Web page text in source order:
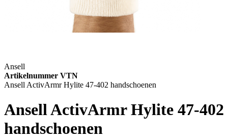
Ansell
Artikelnummer VTN
Ansell ActivArmr Hylite 47-402 handschoenen
Ansell ActivArmr Hylite 47-402
handschoenen